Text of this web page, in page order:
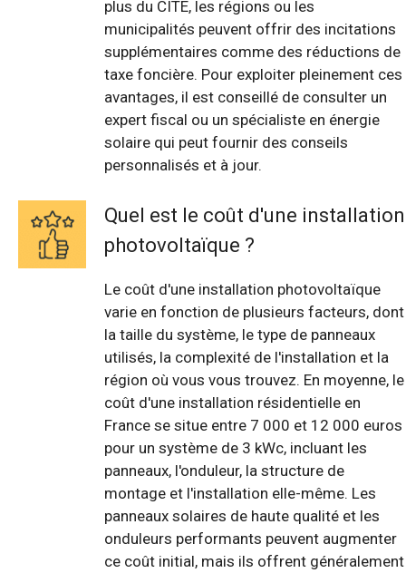
plus du CITE, les régions ou les
municipalités peuvent offrir des incitations
supplémentaires comme des réductions de
taxe foncière. Pour exploiter pleinement ces
avantages, il est conseillé de consulter un
expert fiscal ou un spécialiste en énergie
solaire qui peut fournir des conseils
personnalisés et à jour.
Quel est le coût d'une installation
photovoltaïque ?
Le coût d'une installation photovoltaïque
varie en fonction de plusieurs facteurs, dont
la taille du système, le type de panneaux
utilisés, la complexité de l'installation et la
région où vous vous trouvez. En moyenne, le
coût d'une installation résidentielle en
France se situe entre 7 000 et 12 000 euros
pour un système de 3 kWc, incluant les
panneaux, l'onduleur, la structure de
montage et l'installation elle-même. Les
panneaux solaires de haute qualité et les
onduleurs performants peuvent augmenter
ce coût initial, mais ils offrent généralement